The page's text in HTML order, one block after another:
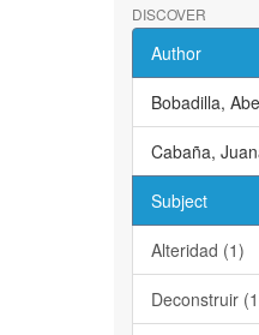
DISCOVER
Author
Bobadilla,
Cabaña,
Subject
Alteridad (1)
Deconstruir